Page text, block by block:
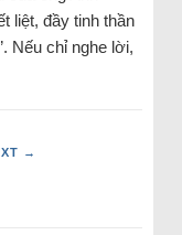
liệt, đầy tinh thần
Nếu chỉ nghe lời,
→